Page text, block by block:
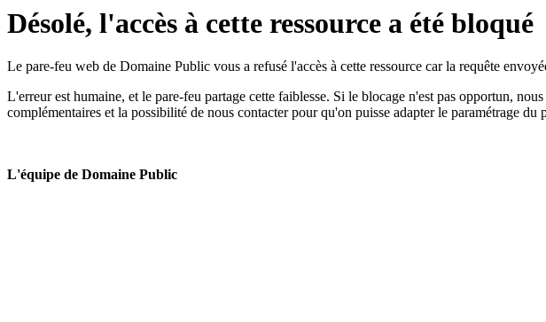
Désolé, l'accès à cette ressource a été bloqué
Le pare-feu web de Domaine Public vous a refusé l'accès à cette ressource car la requête
L'erreur est humaine, et le pare-feu partage cette faiblesse. Si le blocage n'est pas opportun,
complémentaires et la possibilité de nous contacter pour qu'on puisse adapter le paramétrage du
L'équipe de Domaine Public